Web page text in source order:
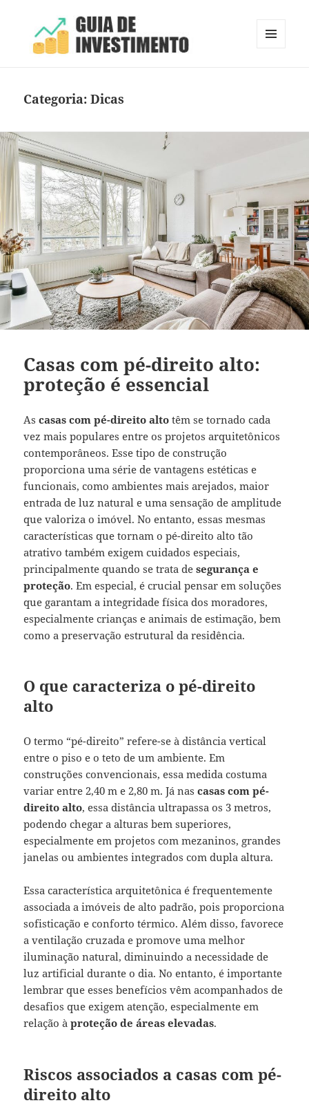
Categoria:Dicas
Casas com pé-direito alto:
proteção é essencial
Ascasas com pé-direito alto têm se tornado cada
vez mais populares entre os projetos arquitetônicos
contemporâneos. Esse tipo de construção
proporciona uma série de vantagens estéticas e
funcionais, como ambientes mais arejados, maior
entrada de luz natural e uma sensação de amplitude
que valoriza o imóvel. No entanto, essas mesmas
características que tornam o pé-direito alto tão
atrativo também exigem cuidados especiais,
principalmente quando se trata desegurança e
proteção. Em especial, é crucial pensar em soluções
que garantam a integridade física dos moradores,
especialmente crianças e animais de estimação, bem
como a preservação estrutural da residência.
O que caracteriza o pé-direito
alto
O termo “pé-direito” refere-se à distância vertical
entre o piso e o teto de um ambiente. Em
construções convencionais, essa medida costuma
variar entre 2,40 m e 2,80 m. Já nascasas com pé-
direito alto, essa distância ultrapassa os 3 metros,
podendo chegar a alturas bem superiores,
especialmente em projetos com mezaninos, grandes
janelas ou ambientes integrados com dupla altura.
Essa característica arquitetônica é frequentemente
associada a imóveis de alto padrão, pois proporciona
sofisticação e conforto térmico. Além disso, favorece
a ventilação cruzada e promove uma melhor
iluminação natural, diminuindo a necessidade de
luz artificial durante o dia. No entanto, é importante
lembrar que esses benefícios vêm acompanhados de
desafios que exigem atenção, especialmente em
relação àproteção de áreas elevadas.
Riscos associados a casas com pé-
direito alto